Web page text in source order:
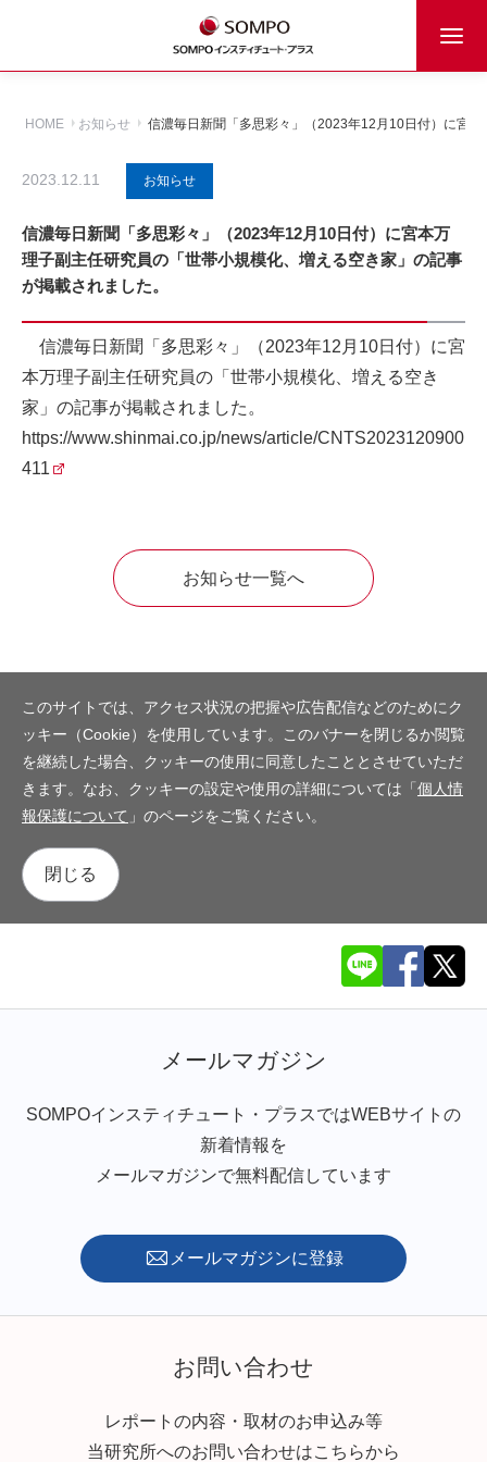
HOME お知らせ 信濃毎日新聞「多思彩々」（2023年12月10日付）に宮
2023.12.11 お知らせ
信濃毎日新聞「多思彩々」（2023年12月10日付）に宮本万
理子副主任研究員の「世帯小規模化、増える空き家」の記事
が掲載されました。
信濃毎日新聞「多思彩々」（2023年12月10日付）に宮
本万理子副主任研究員の「世帯小規模化、増える空き
家」の記事が掲載されました。
https://www.shinmai.co.jp/news/article/CNTS2023120900
411
お知らせ一覧へ
このサイトでは、アクセス状況の把握や広告配信などのためにク
ッキー（Cookie）を使用しています。このバナーを閉じるか閲覧
を継続した場合、クッキーの使用に同意したこととさせていただ
きます。なお、クッキーの設定や使用の詳細については「個人情
報保護について 」のページをご覧ください。
閉じる
メールマガジン
SOMPOインスティチュート・プラスではWEBサイトの
新着情報を
メールマガジンで無料配信しています
メールマガジンに登録
お問い合わせ
レポートの内容・取材のお申込み等
当研究所へのお問い合わせはこちらから